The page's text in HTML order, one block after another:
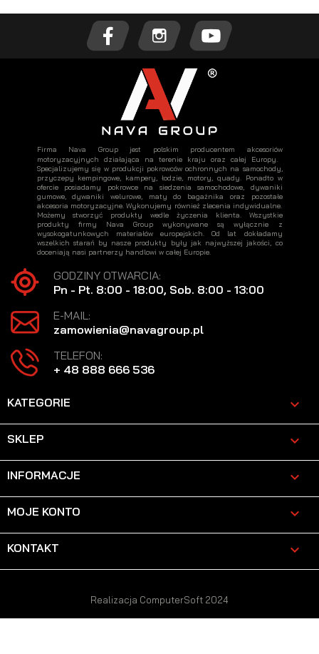
Firma Nava Group jest polskim producentem akcesoriów
motoryzacyjnych działająca na terenie kraju oraz całej Europy.
Specjalizujemy się w produkcji pokrowców ochronnych na samochody,
przyczepy kempingowe, kampery, łodzie, motory, quady. Ponadto w
ofercie posiadamy pokrowce na siedzenia samochodowe, dywaniki
gumowe, dywaniki welurowe, maty do bagażnika oraz pozostałe
akcesoria motoryzacyjne. Wykonujemy również zlecenia indywidualne.
Możemy stworzyć produkty wedle życzenia klienta. Wszystkie
produkty firmy Nava Group wykonywane są wyłącznie z
wysokogatunkowych materiałów europejskich. Od lat dokładamy
wszelkich starań by nasze produkty były jak najwyższej jakości, co
doceniają nasi partnerzy handlowi w całej Europie.
GODZINY OTWARCIA:
Pn - Pt. 8:00 - 18:00, Sob. 8:00 - 13:00
E-MAIL:
zamowienia@navagroup.pl
TELEFON:
+ 48 888 666 536
KATEGORIE 
SKLEP 
INFORMACJE 
MOJE KONTO 
KONTAKT keyboard_arrow_down
Realizacja ComputerSoft 2024